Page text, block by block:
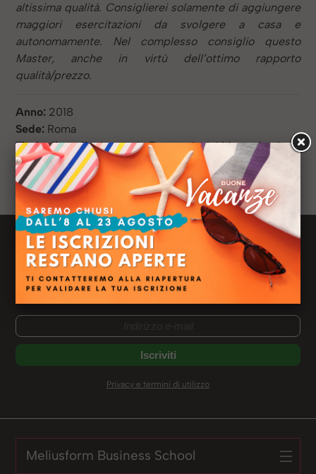
altissima qualità. Consiglierei solamente di aggiungere
maggiori esercitazioni da svolgere a casa e
autonomamente. Nel complesso consiglio questo
Master, anche in virtù dell’ottimo rapporto
qualità/prezzo.
Anno: 2018
Sede: Roma
Titolo di studio:Laurea in Economia dei Mercati e degli
Intermediari Finanziari
Ruolo:Gestione Crediti
Newsletter Meliusform
Ricevi le news dal mondo Meliusform
Non perderti nessuno dei nostri eventi e contenuti
Privacy e termini di utilizzo
Meliusform Business School